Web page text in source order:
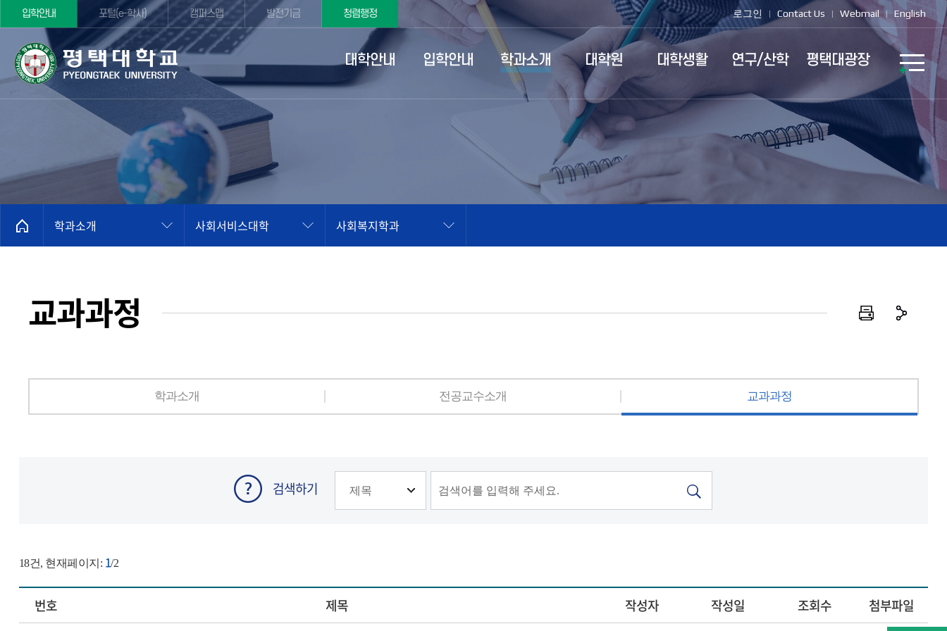
입학안내 포털(e-학사) 캠퍼스맵 발전기금 청렴행정 로그인 Contact Us Webmail English
대학안내 입학안내 학과소개 대학원 대학생활 연구/산학 평택대광장
학과소개 사회서비스대학 사회복지학과
교과과정
학과소개 전공교수소개 교과과정
검색하기
18건, 현재페이지: 1/2
번호 제목 작성자 작성일 조회수 첨부파일